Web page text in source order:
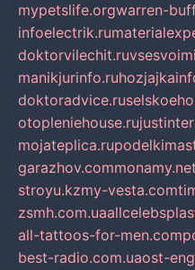
mypetslife.orgwarren-
infoelectrik.ru
doktorvilechit.ru
manikjurinfo.ru
doktoradvice.ru
otopleniehouse.ru
mojateplica.ru
garazhov.commonamy.net
stroyu.kzmy-vesta.com
zsmh.com.ua
all-tattoos-for-men.com
best-radio.com.uaost-